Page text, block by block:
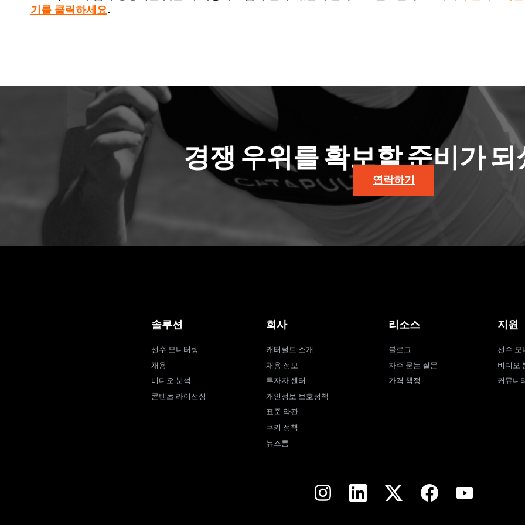
기를 클릭하세요.
경쟁 우위를 확보할 준비가 되
연락하기
솔루션
선수 모니터링
채용
비디오 분석
콘텐츠 라이선싱
회사
캐터펄트 소개
채용 정보
투자자 센터
개인정보 보호정책
표준 약관
쿠키 정책
뉴스룸
리소스
블로그
자주 묻는 질문
가격 책정
지원
선수 모
비디오
커뮤니